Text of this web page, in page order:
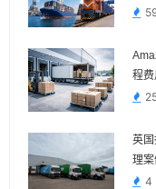
程
英
理案
4